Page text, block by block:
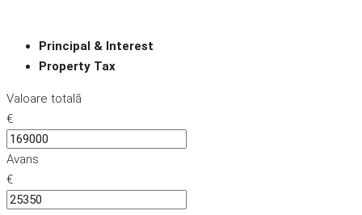
Principal & Interest
Property Tax
Valoare totală
€
Avans
€